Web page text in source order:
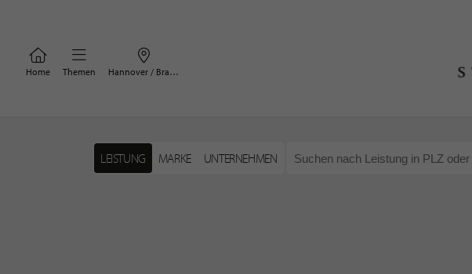
Home Themen Hannover / Braunschweig
LEISTUNG MARKE UNTERNEHMEN